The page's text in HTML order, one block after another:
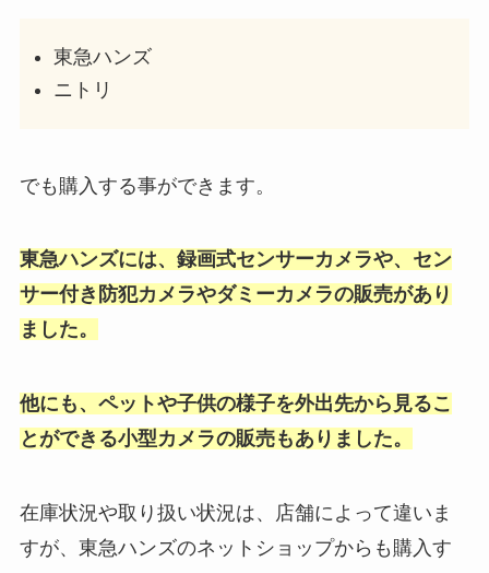
東急ハンズ
ニトリ
でも購入する事ができます。
東急ハンズには、録画式センサーカメラや、セン
サー付き防犯カメラやダミーカメラの販売があり
ました。
他にも、ペットや子供の様子を外出先から見るこ
とができる小型カメラの販売もありました。
在庫状況や取り扱い状況は、店舗によって違いま
すが、東急ハンズのネットショップからも購入す